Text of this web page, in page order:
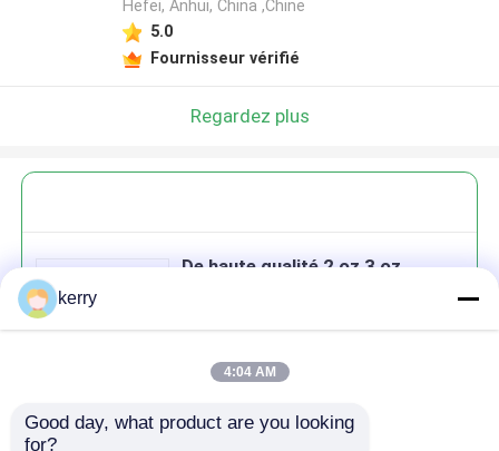
Hefei, Anhui, China ,Chine
5.0
Fournisseur vérifié
Regardez plus
De haute qualité 2 oz 3 oz
Continuer
kerry
4:04 AM
Good day, what product are you looking
for?